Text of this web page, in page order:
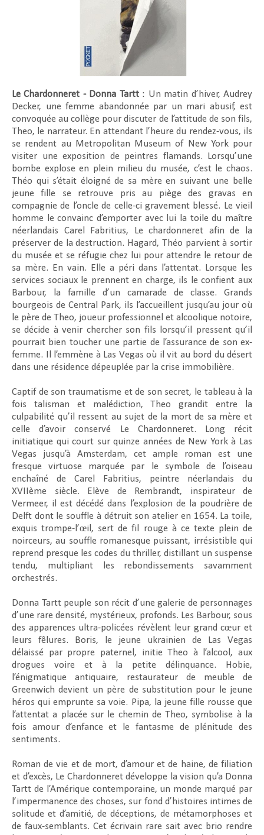
Le Chardonneret - Donna Tartt : Un matin d’hiver, Audrey
Decker, une femme abandonnée par un mari abusif, est
convoquée au collège pour discuter de l’attitude de son fils,
Theo, le narrateur. En attendant l’heure du rendez-vous, ils
se rendent au Metropolitan Museum of New York pour
visiter une exposition de peintres flamands. Lorsqu’une
bombe explose en plein milieu du musée, c’est le chaos.
Théo qui s’était éloigné de sa mère en suivant une belle
jeune fille se retrouve pris au piège des gravas en
compagnie de l’oncle de celle-ci gravement blessé. Le vieil
homme le convainc d’emporter avec lui la toile du maître
néerlandais Carel Fabritius, Le chardonneret afin de la
préserver de la destruction. Hagard, Théo parvient à sortir
du musée et se réfugie chez lui pour attendre le retour de
sa mère. En vain. Elle a péri dans l’attentat. Lorsque les
services sociaux le prennent en charge, ils le confient aux
Barbour, la famille d’un camarade de classe. Grands
bourgeois de Central Park, ils l’accueillent jusqu’au jour où
le père de Theo, joueur professionnel et alcoolique notoire,
se décide à venir chercher son fils lorsqu’il pressent qu’il
pourrait bien toucher une partie de l’assurance de son ex-
femme. Il l’emmène à Las Vegas où il vit au bord du désert
dans une résidence dépeuplée par la crise immobilière.
Captif de son traumatisme et de son secret, le tableau à la
fois talisman et malédiction, Theo grandit entre la
culpabilité qu’il ressent au sujet de la mort de sa mère et
celle d’avoir conservé Le Chardonneret. Long récit
initiatique qui court sur quinze années de New York à Las
Vegas jusqu’à Amsterdam, cet ample roman est une
fresque virtuose marquée par le symbole de l’oiseau
enchaîné de Carel Fabritius, peintre néerlandais du
XVIIème siècle. Elève de Rembrandt, inspirateur de
Vermeer, il est décédé dans l’explosion de la poudrière de
Delft dont le souffle à détruit son atelier en 1654. La toile,
exquis trompe-l’œil, sert de fil rouge à ce texte plein de
noirceurs, au souffle romanesque puissant, irrésistible qui
reprend presque les codes du thriller, distillant un suspense
tendu, multipliant les rebondissements savamment
orchestrés.
Donna Tartt peuple son récit d’une galerie de personnages
d’une rare densité, mystérieux, profonds. Les Barbour, sous
des apparences ultra-policées révèlent leur grand cœur et
leurs fêlures. Boris, le jeune ukrainien de Las Vegas
délaissé par propre paternel, initie Theo à l’alcool, aux
drogues voire et à la petite délinquance. Hobie,
l’énigmatique antiquaire, restaurateur de meuble de
Greenwich devient un père de substitution pour le jeune
héros qui emprunte sa voie. Pipa, la jeune fille rousse que
l’attentat a placée sur le chemin de Theo, symbolise à la
fois amour d’enfance et le fantasme de plénitude des
sentiments.
Roman de vie et de mort, d’amour et de haine, de filiation
et d’excès, Le Chardonneretdéveloppe la vision qu’a Donna
Tartt de l’Amérique contemporaine, un monde marqué par
l’impermanence des choses, sur fond d’histoires intimes de
solitude et d’amitié, de déceptions, de métamorphoses et
de faux-semblants. Cet écrivain rare sait avec brio rendre